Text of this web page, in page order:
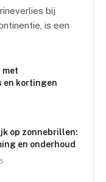
bij
is een
met
en kortingen
op zonnebrillen:
en onderhoud